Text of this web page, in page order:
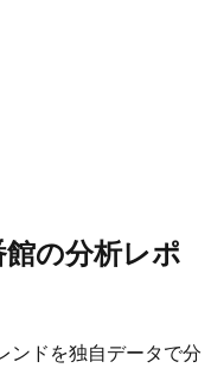
の分析レポ
ンドを独自データで分